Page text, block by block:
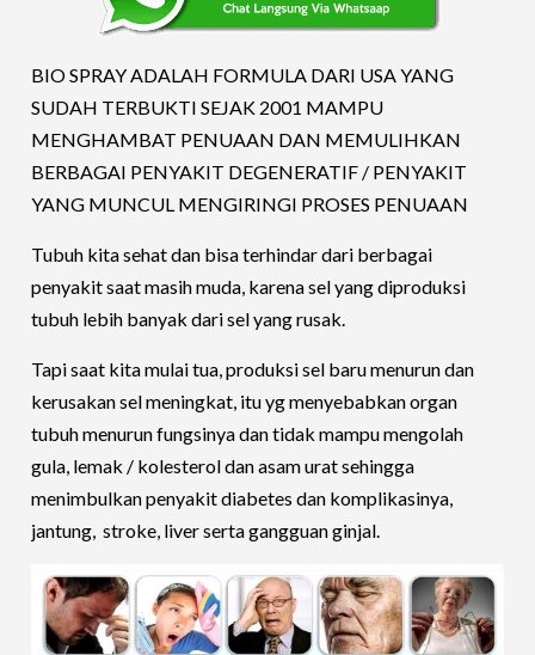
BIO SPRAY ADALAH FORMULA DARI USA YANG
SUDAH TERBUKTI SEJAK 2001 MAMPU
MENGHAMBAT PENUAAN DAN MEMULIHKAN
BERBAGAI PENYAKIT DEGENERATIF / PENYAKIT
YANG MUNCUL MENGIRINGI PROSES PENUAAN
Tubuh kita sehat dan bisa terhindar dari berbagai
penyakit saat masih muda, karena sel yang diproduksi
tubuh lebih banyak dari sel yang rusak.
Tapi saat kita mulai tua, produksi sel baru menurun dan
kerusakan sel meningkat, itu yg menyebabkan organ
tubuh menurun fungsinya dan tidak mampu mengolah
gula, lemak / kolesterol dan asam urat sehingga
menimbulkan penyakit diabetes dan komplikasinya,
jantung, stroke, liver serta gangguan ginjal.